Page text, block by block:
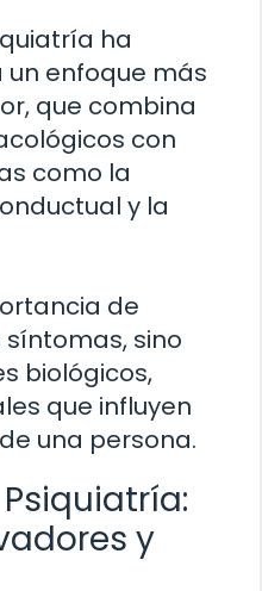
ha
enfoque más
que combina
con
como la
y la
de
sino
biológicos,
que influyen
una persona.
y